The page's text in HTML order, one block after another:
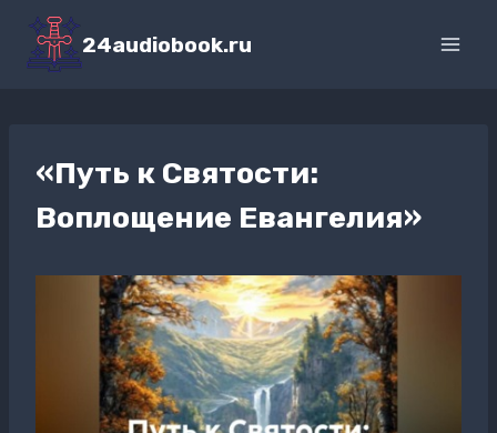
Перейти
содержимому
24audiobook.ru
«Путь к Святости:
Воплощение Евангелия»